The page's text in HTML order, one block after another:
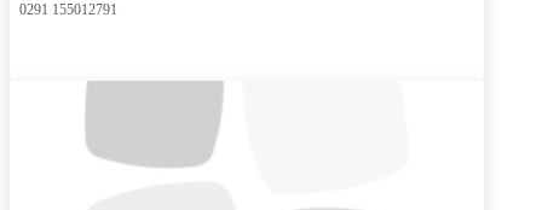
0291 155012791